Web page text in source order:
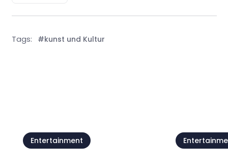
Tags: #kunst und Kultur
Entertainment